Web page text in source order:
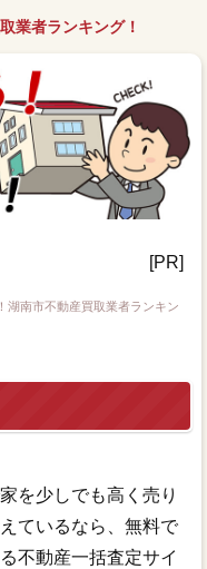
業者ランキング！
[PR]
湖南市不動産買取業者ランキン
を少しでも高く売り
ているなら、無料で
不動産一括査定サイ